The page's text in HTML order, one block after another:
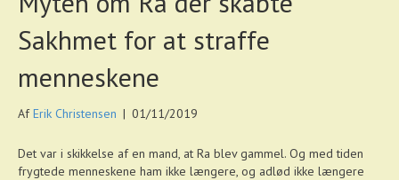
Sakhmet for at straffe
menneskene
AfErik Christensen | 01/11/2019
Det var i skikkelse af en mand, at Ra blev gammel. Og med tiden
frygtede menneskene ham ikke længere, og adlød ikke længere